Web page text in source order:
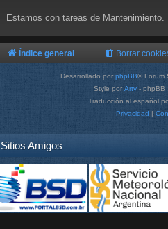
Estamos con tareas de Mantenimiento.
Índice general Borrar
Desarrollado por phpBB® Forum
Style por Arty - phpBB
Traducción al español
Privacidad |
Sitios Amigos